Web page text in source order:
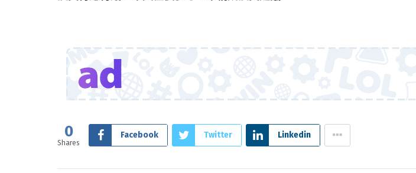
0
Shares
Facebook Twitter Linkedin